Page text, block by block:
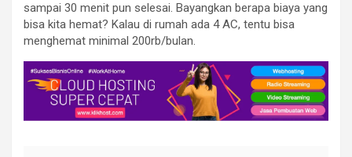
sampai 30 menit pun selesai. Bayangkan berapa biaya yang
bisa kita hemat? Kalau di rumah ada 4 AC, tentu bisa
menghemat minimal 200rb/bulan.